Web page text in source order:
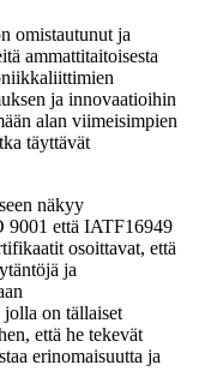
omistautunut ja
ammattitaitoisesta
ja innovaatioihin
alan viimeisimpien
täyttävät
näkyy
9001 että IATF16949
osoittavat, että
ja
jolla on tällaiset
että he tekevät
erinomaisuutta ja